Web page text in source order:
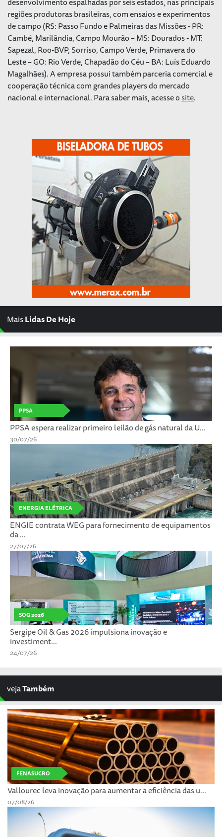
regiões produtoras brasileiras, com ensaios e experimentos
de campo (RS: Passo Fundo e Palmeiras das Missões - PR:
Cambé, Marilândia, Campo Mourão – MS: Dourados - MT:
Sapezal, Roo-BVP, Sorriso, Campo Verde, Primavera do
Leste – GO: Rio Verde, Chapadão do Céu – BA: Luís Eduardo
Magalhães). A empresa possui também parceria comercial e
cooperação técnica com grandes players do mercado
nacional e internacional. Para saber mais, acesse osite.
MaisLidas De Hoje
PPSA
PPSA espera realizar primeiro leilão de gás natural da U...
30/07/26
ENERGIA ELÉTRICA
ENGIE contrata WEG para fornecimento de equipamentos
da ...
27/07/26
SOG 2026
Sergipe Oil & Gas 2026 impulsiona inovação e
investiment...
24/07/26
vejaTambém
FENASUCRO
Vallourec leva inovação para aumentar a eficiência das u...
07/08/26